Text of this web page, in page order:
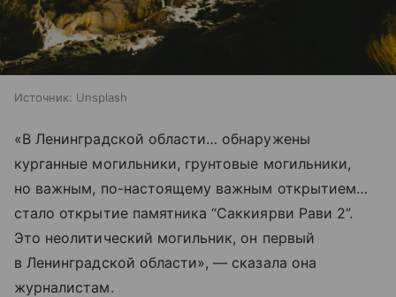
Источник: Unsplash
«В Ленинградской области… обнаружены
курганные могильники, грунтовые могильники,
но важным, по-настоящему важным открытием…
стало открытие памятника “Саккиярви Рави 2”.
Это неолитический могильник, он первый
в Ленинградской области», — сказала она
журналистам.